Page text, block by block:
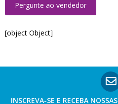
Pergunte ao vendedor
[object Object]
INSCREVA-SE E RECEBA NOSSAS